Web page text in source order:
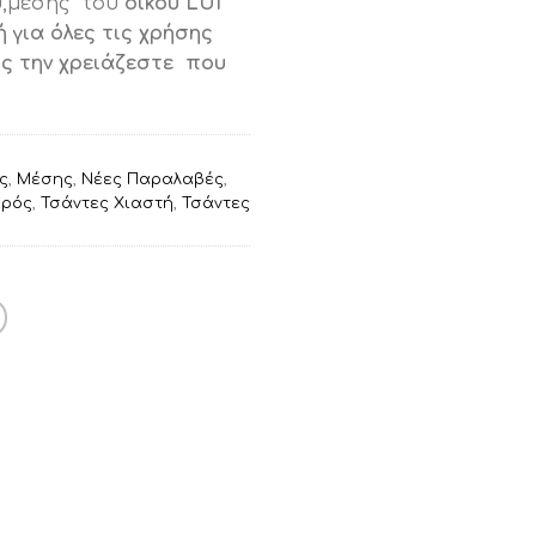
όλες τις χρήσης
την χρειάζεστε που
, Μέσης, Νέες Παραλαβές,
, Τσάντες Χιαστή, Τσάντες